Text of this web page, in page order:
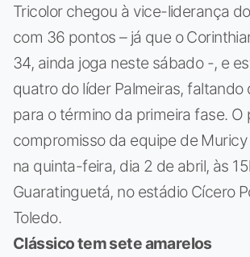
Tricolor chegou à vice-liderança
com 36 pontos – já que o
34, ainda joga neste sábado -, e
quatro do líder Palmeiras, faltando
para o término da primeira fase. O
compromisso da equipe de Muricy
na quinta-feira, dia 2 de abril, às
Guaratinguetá, no estádio Cícero
Toledo.
Clássico tem sete amarelos